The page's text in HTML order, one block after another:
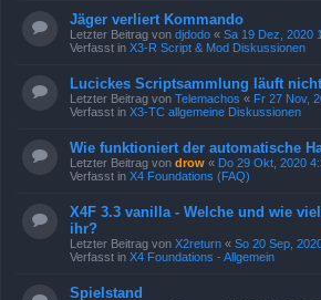
Jäger verliert Kommando
Letzter Beitrag von djdodo « Sa 19 Dez, 2020
Verfasst in X3-R Script & Mod Diskussionen
Lucickes Scriptsammlung läuft
Letzter Beitrag von Telemachos « Fr 27 Nov,
Verfasst in X3-TC allgemeine Diskussionen
Wie funktioniert der automatische
Letzter Beitrag von drow « Do 29 Okt, 2020
Verfasst in X4 Foundations (FAQ)
X4F 3.3 vanilla - Welche und wie
ihr?
Letzter Beitrag von X2return « So 20 Sep,
Verfasst in X4 Foundations - Allgemein
Spielstand